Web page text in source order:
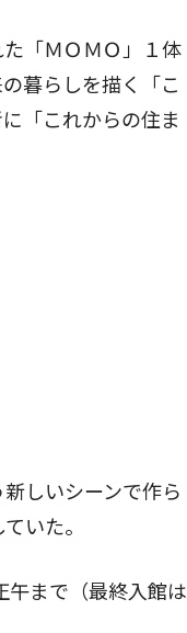
「ＭＯＭＯ」１体
暮らしを描く「こ
「これからの住ま
しいシーンで作ら
いた。
まで（最終入館は